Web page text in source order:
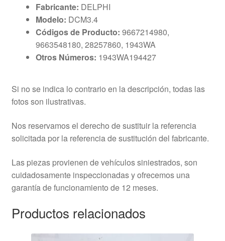
Fabricante: DELPHI
Modelo: DCM3.4
Códigos de Producto: 9667214980,
9663548180, 28257860, 1943WA
Otros Números: 1943WA194427
Si no se indica lo contrario en la descripción, todas las
fotos son ilustrativas.
Nos reservamos el derecho de sustituir la referencia
solicitada por la referencia de sustitución del fabricante.
Las piezas provienen de vehículos siniestrados, son
cuidadosamente inspeccionadas y ofrecemos una
garantía de funcionamiento de 12 meses.
Productos relacionados